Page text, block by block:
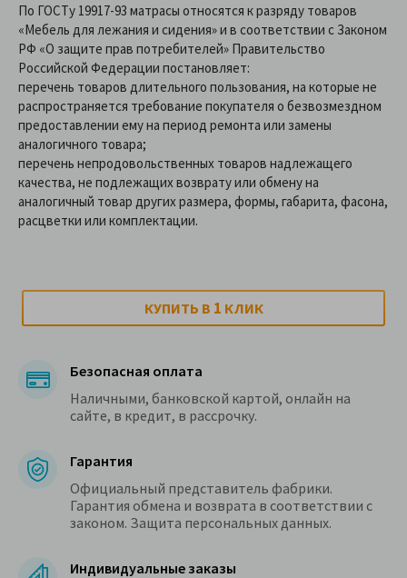
По ГОСТу 19917-93 матрасы относятся к разряду товаров
«Мебель для лежания и сидения» и в соответствии с Законом
РФ «О защите прав потребителей» Правительство
Российской Федерации постановляет:
перечень товаров длительного пользования, на которые не
распространяется требование покупателя о безвозмездном
предоставлении ему на период ремонта или замены
аналогичного товара;
перечень непродовольственных товаров надлежащего
качества, не подлежащих возврату или обмену на
аналогичный товар других размера, формы, габарита, фасона,
расцветки или комплектации.
КУПИТЬ В 1 КЛИК
Безопасная оплата
Наличными, банковской картой, онлайн на
сайте, в кредит, в рассрочку.
Гарантия
Официальный представитель фабрики.
Гарантия обмена и возврата в соответствии с
законом. Защита персональных данных.
Индивидуальные заказы